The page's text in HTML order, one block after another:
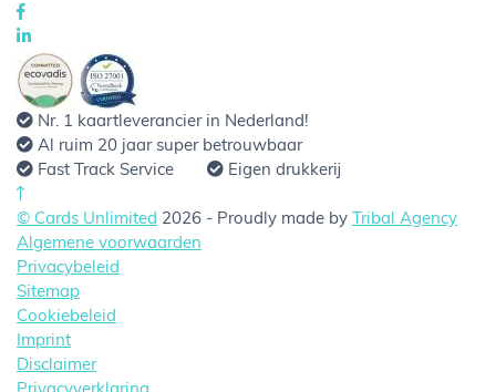
Nr. 1 kaartleverancier in Nederland!
Al ruim 20 jaar super betrouwbaar
Fast Track Service
Eigen drukkerij
© Cards Unlimited 2026 - Proudly made by Tribal Agency
Algemene voorwaarden
Privacybeleid
Sitemap
Cookiebeleid
Imprint
Disclaimer